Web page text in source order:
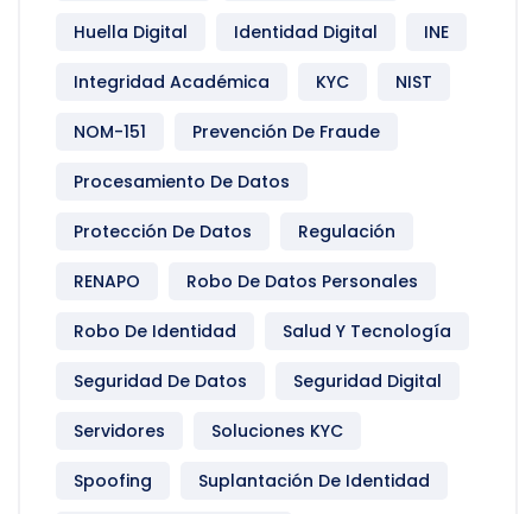
Huella Digital Identidad Digital INE
Integridad Académica KYC NIST
NOM-151 Prevención De Fraude
Procesamiento De Datos
Protección De Datos Regulación
RENAPO Robo De Datos Personales
Robo De Identidad Salud Y Tecnología
Seguridad De Datos Seguridad Digital
Servidores Soluciones KYC
Spoofing Suplantación De Identidad